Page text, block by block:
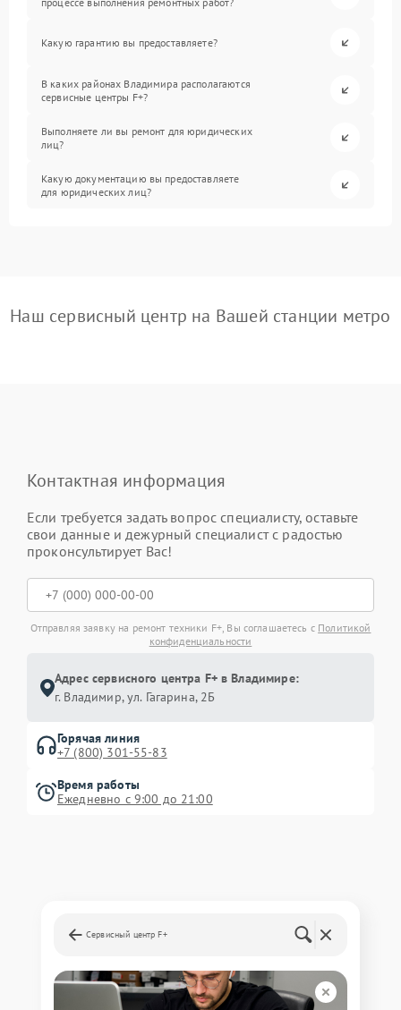
Какую гарантию вы предоставляете?
В каких районах Владимира располагаются
сервисные центры F+?
Выполняете ли вы ремонт для юридических
лиц?
Какую документацию вы предоставляете
для юридических лиц?
Наш сервисный центр на Вашей станции метро
Контактная информация
Если требуется задать вопрос специалисту, оставьте
свои данные и дежурный специалист с радостью
проконсультирует Вас!
Отправляя заявку на ремонт техники F+, Вы соглашаетесь с Политикой
конфиденциальности
Адрес сервисного центра F+ в Владимире:
г. Владимир, ул. Гагарина, 2Б
Горячая линия
+7 (800) 301-55-83
Время работы
Ежедневно с 9:00 до 21:00
Сервисный центр F+